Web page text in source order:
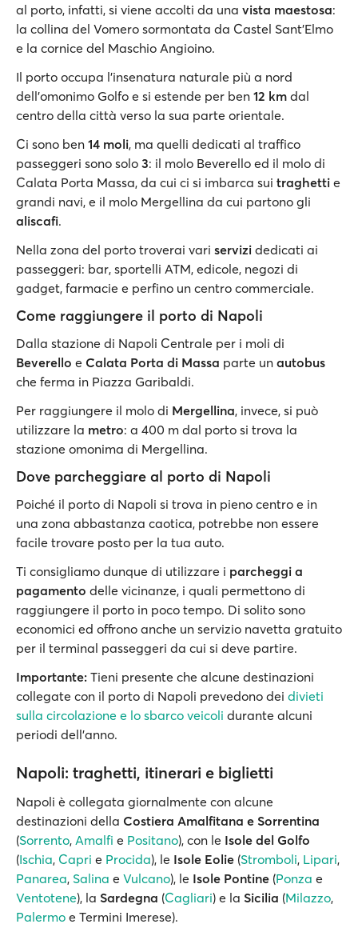
al porto, infatti, si viene accolti da una vista maestosa:
la collina del Vomero sormontata da Castel Sant'Elmo
e la cornice del Maschio Angioino.
Il porto occupa l'insenatura naturale più a nord
dell’omonimo Golfo e si estende per ben 12 km dal
centro della città verso la sua parte orientale.
Ci sono ben 14 moli, ma quelli dedicati al traffico
passeggeri sono solo 3: il molo Beverello ed il molo di
Calata Porta Massa, da cui ci si imbarca sui traghetti e
grandi navi, e il molo Mergellina da cui partono gli
aliscafi.
Nella zona del porto troverai vari servizi dedicati ai
passeggeri: bar, sportelli ATM, edicole, negozi di
gadget, farmacie e perfino un centro commerciale.
Come raggiungere il porto di Napoli
Dalla stazione di Napoli Centrale per i moli di
Beverello e Calata Porta di Massa parte un autobus
che ferma in Piazza Garibaldi.
Per raggiungere il molo di Mergellina, invece, si può
utilizzare la metro: a 400 m dal porto si trova la
stazione omonima di Mergellina.
Dove parcheggiare al porto di Napoli
Poiché il porto di Napoli si trova in pieno centro e in
una zona abbastanza caotica, potrebbe non essere
facile trovare posto per la tua auto.
Ti consigliamo dunque di utilizzare i parcheggi a
pagamento delle vicinanze, i quali permettono di
raggiungere il porto in poco tempo. Di solito sono
economici ed offrono anche un servizio navetta gratuito
per il terminal passeggeri da cui si deve partire.
Importante: Tieni presente che alcune destinazioni
collegate con il porto di Napoli prevedono dei divieti
sulla circolazione e lo sbarco veicoli durante alcuni
periodi dell'anno.
Napoli: traghetti, itinerari e biglietti
Napoli è collegata giornalmente con alcune
destinazioni della Costiera Amalfitana e Sorrentina
(Sorrento, Amalfi e Positano), con le Isole del Golfo
(Ischia, Capri e Procida), le Isole Eolie (Stromboli, Lipari,
Panarea, Salina e Vulcano), le Isole Pontine (Ponza e
Ventotene), la Sardegna (Cagliari) e la Sicilia (Milazzo,
Palermo e Termini Imerese).